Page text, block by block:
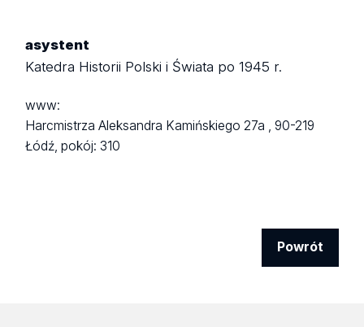
asystent
Katedra Historii Polski i Świata po 1945 r.
www:
Harcmistrza Aleksandra Kamińskiego 27a ,90-219
Łódź,pokój: 310
Powrót